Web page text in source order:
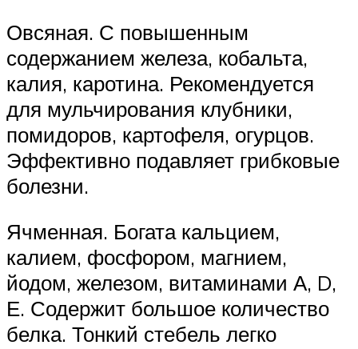
Овсяная. С повышенным
содержанием железа, кобальта,
калия, каротина. Рекомендуется
для мульчирования клубники,
помидоров, картофеля, огурцов.
Эффективно подавляет грибковые
болезни.
Ячменная. Богата кальцием,
калием, фосфором, магнием,
йодом, железом, витаминами А, D,
Е. Содержит большое количество
белка. Тонкий стебель легко